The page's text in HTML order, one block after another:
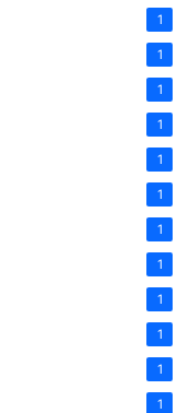
1
1
1
1
1
1
1
1
1
1
1
1